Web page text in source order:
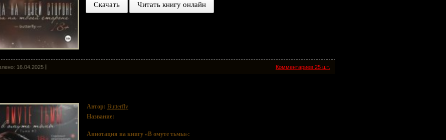
Скачать Читать книгу онлайн
Комментариев 25 шт.
16.04.2025
Автор: Butterfly
Название:
Аннотация на книгу «В омуте тьмы»: